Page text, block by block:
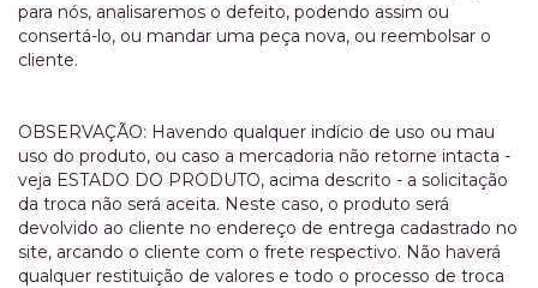
para nós, analisaremos o defeito, podendo assim ou
consertá-lo, ou mandar uma peça nova, ou reembolsar o
cliente.
OBSERVAÇÃO: Havendo qualquer indício de uso ou mau
uso do produto, ou caso a mercadoria não retorne intacta -
veja ESTADO DO PRODUTO, acima descrito - a solicitação
da troca não será aceita. Neste caso, o produto será
devolvido ao cliente no endereço de entrega cadastrado no
site, arcando o cliente com o frete respectivo. Não haverá
qualquer restituição de valores e todo o processo de troca